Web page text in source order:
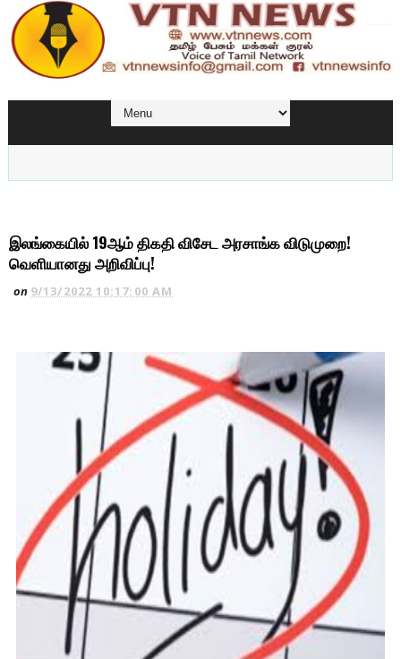
இலங்கையில் 19ஆம் திகதி விசேட அரசாங்க விடுமுறை!
வெளியானது அறிவிப்பு!
on 9/13/2022 10:17:00 AM